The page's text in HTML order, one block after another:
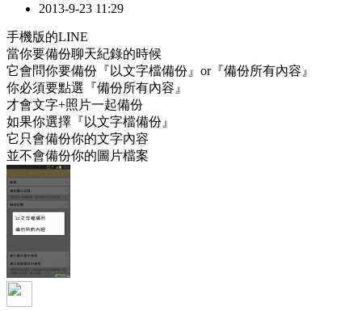
2013-9-23 11:29
手機版的LINE
當你要備份聊天紀錄的時候
它會問你要備份『以文字檔備份』or『備份所有內容』
你必須要點選『備份所有內容』
才會文字+照片一起備份
如果你選擇『以文字檔備份』
它只會備份你的文字內容
並不會備份你的圖片檔案